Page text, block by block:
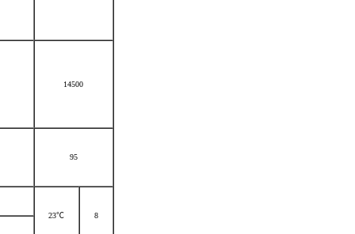
14500
95
23℃
8